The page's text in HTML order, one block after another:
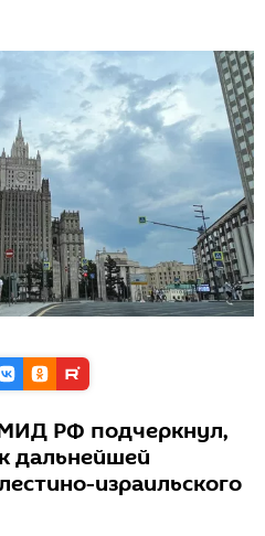
РФ подчеркнул,
дальнейшей
израильского